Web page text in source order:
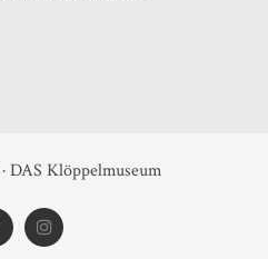
DAS Klöppelmuseum